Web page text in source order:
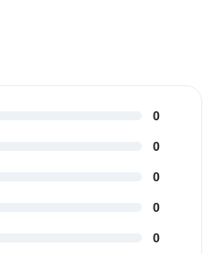
0
0
0
0
0